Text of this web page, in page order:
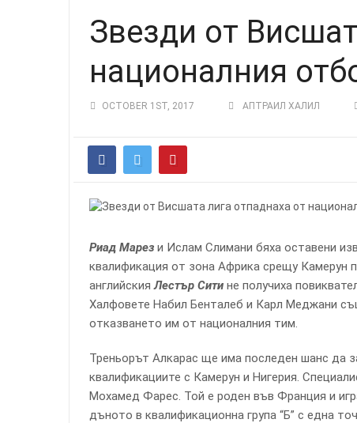
Звезди от
националния
OCTOBER 1ST, 2017 АПТРАИЛ ХАЛИЛ
Риад Марез и Ислам Слимани бяха оставени
квалификация от зона Африка срещу
английскияЛестър Сити не получиха
Халфовете Набил Бенталеб и Карл Меджани
отказването им от националния тим.
Треньорът Алкарас ще има последен шанс да
квалификациите с Камерун и Нигерия.
Мохамед Фарес. Той е роден във Франция и
дъното в квалификационна група “Б” с една